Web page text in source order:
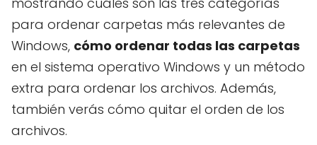
para ordenar carpetas más relevantes de
Windows, cómo ordenar todas las carpetas
en el sistema operativo Windows y un método
extra para ordenar los archivos. Además,
también verás cómo quitar el orden de los
archivos.